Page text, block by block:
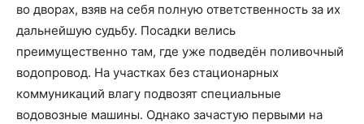
во дворах, взяв на себя полную ответственность за их
дальнейшую судьбу. Посадки велись
преимущественно там, где уже подведён поливочный
водопровод. На участках без стационарных
коммуникаций влагу подвозят специальные
водовозные машины. Однако зачастую первыми на